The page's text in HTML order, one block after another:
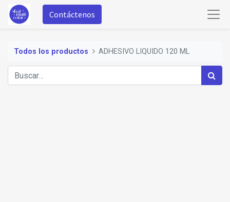
Contáctenos
Todos los productos ADHESIVO LIQUIDO 120 ML